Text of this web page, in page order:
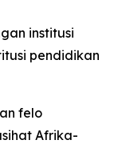
institusi
pendidikan
felo
Afrika-